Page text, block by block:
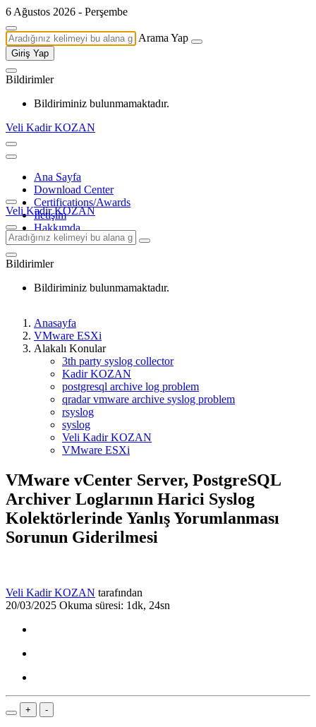
6 Ağustos 2026 - Perşembe
Arama Yap
Giriş Yap
Bildirimler
Bildiriminiz bulunmamaktadır.
Veli Kadir KOZAN
Ana Sayfa
Download Center
Certifications/Awards
İletişim
Hakkımda
Veli Kadir KOZAN
Bildirimler
Bildiriminiz bulunmamaktadır.
Anasayfa
VMware ESXi
Alakalı Konular
3th party syslog collector
Kadir KOZAN
postgresql archive log problem
qradar vmware archive syslog problem
rsyslog
syslog
Veli Kadir KOZAN
VMware ESXi
VMware vCenter Server, PostgreSQL
Archiver Loglarının Harici Syslog
Kolektörlerinde Yanlış Yorumlanması
Sorunun Giderilmesi
Veli Kadir KOZAN tarafından
20/03/2025 Okuma süresi: 1dk, 24sn
+ -